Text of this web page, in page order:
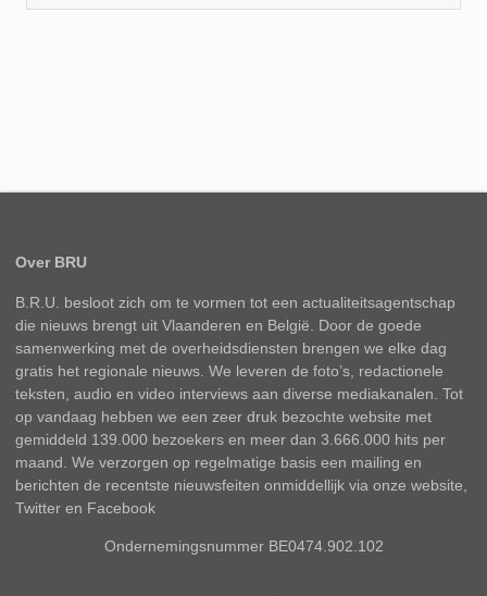
Over BRU
B.R.U. besloot zich om te vormen tot een actualiteitsagentschap
die nieuws brengt uit Vlaanderen en België. Door de goede
samenwerking met de overheidsdiensten brengen we elke dag
gratis het regionale nieuws. We leveren de foto’s, redactionele
teksten, audio en video interviews aan diverse mediakanalen. Tot
op vandaag hebben we een zeer druk bezochte website met
gemiddeld 139.000 bezoekers en meer dan 3.666.000 hits per
maand. We verzorgen op regelmatige basis een mailing en
berichten de recentste nieuwsfeiten onmiddellijk via onze website,
Twitter en Facebook
Ondernemingsnummer BE0474.902.102